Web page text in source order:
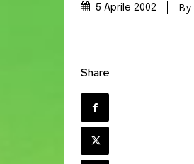
5 Aprile 2002 By
Share